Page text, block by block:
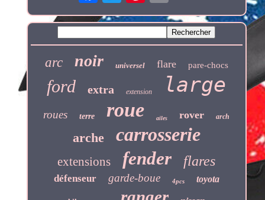
arc noir universel flare pare-chocs
ford extra extension large
roues terre roue ailes rover arch
arche carrosserie
extensions fender flares
défenseur garde-boue 4pcs toyota